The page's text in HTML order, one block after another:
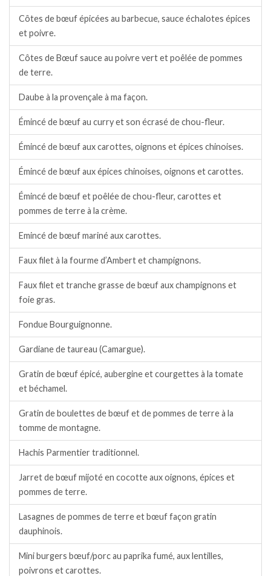
Côtes de bœuf épicées au barbecue, sauce échalotes épices
et poivre.
Côtes de Bœuf sauce au poivre vert et poêlée de pommes
de terre.
Daube à la provençale à ma façon.
Émincé de bœuf au curry et son écrasé de chou-fleur.
Émincé de bœuf aux carottes, oignons et épices chinoises.
Émincé de bœuf aux épices chinoises, oignons et carottes.
Émincé de bœuf et poêlée de chou-fleur, carottes et
pommes de terre à la crème.
Emincé de bœuf mariné aux carottes.
Faux filet à la fourme d’Ambert et champignons.
Faux filet et tranche grasse de bœuf aux champignons et
foie gras.
Fondue Bourguignonne.
Gardiane de taureau (Camargue).
Gratin de bœuf épicé, aubergine et courgettes à la tomate
et béchamel.
Gratin de boulettes de bœuf et de pommes de terre à la
tomme de montagne.
Hachis Parmentier traditionnel.
Jarret de bœuf mijoté en cocotte aux oignons, épices et
pommes de terre.
Lasagnes de pommes de terre et bœuf façon gratin
dauphinois.
Mini burgers bœuf/porc au paprika fumé, aux lentilles,
poivrons et carottes.